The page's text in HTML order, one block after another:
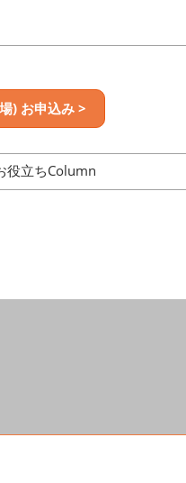
) お申込み >
役立ちColumn